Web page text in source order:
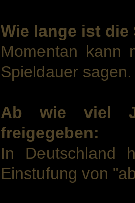
Wie lange ist die
Momentan kann
Spieldauer sagen.
Ab wie viel
freigegeben:
In Deutschland
Einstufung von